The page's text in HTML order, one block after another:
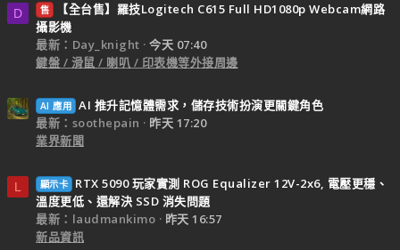
D 售
【全台售】羅技Logitech C615 Full HD1080p Webcam網路
攝影機
最新：Day_knight
今天 07:40
鍵盤 / 滑鼠 / 喇叭 / 印表機等外接周邊
AI 應用 AI 推升記憶體需求，儲存技術扮演更關鍵角色
最新：soothepain
昨天 17:20
業界新聞
L 顯示卡
RTX 5090 玩家實測 ROG Equalizer 12V-2x6, 電壓更穩、
溫度更低、還解決 SSD 消失問題
最新：laudmankimo
昨天 16:57
新品資訊